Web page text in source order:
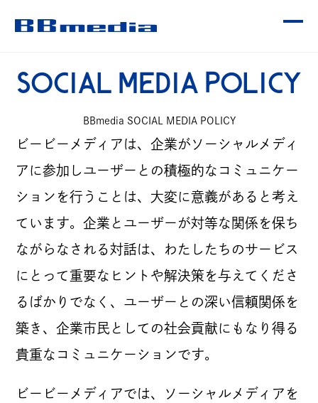
CONTENTS
OUR SERVICE
WORKS
受賞歴
NEWS
SOC AL M ED A POL CY
B Bmed ia SOC A M EDI A PO CY
ビービーメディアは、企業がソーシャルメディ
アに参加しユーザーとの積極的なコミュニケー
ションを行うことは、大変に意義があると考え
ています。企業とユーザーが対等な関係を保ち
ながらなされる対話は、わたしたちのサービス
にとって重要なヒントや解決策を与えてくださ
るばかりでなく、ユーザーとの深い信頼関係を
築き、企業市民としての社会貢献にもなり得る
貴重なコミュニケーションです。
ビービーメディアでは、ソーシャルメディアを